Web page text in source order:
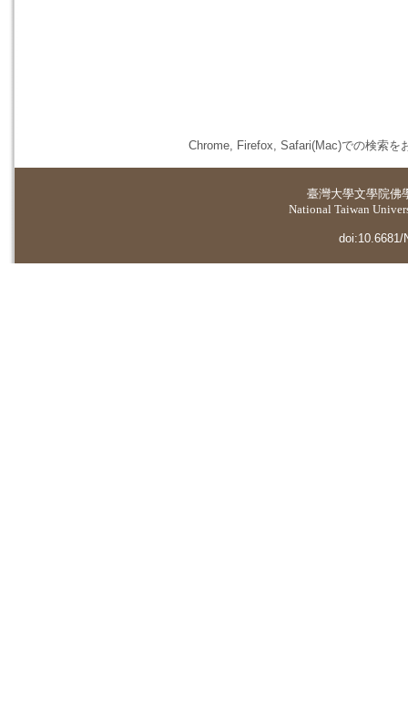
Chrome, Firefox, Safari(Mac)での検索を
臺灣大學文學院佛
National Taiwan
doi:10.6681/